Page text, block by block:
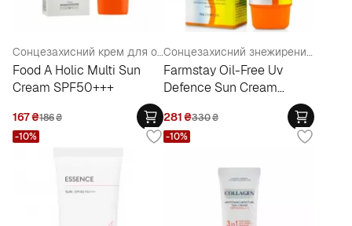
Сонцезахисний крем для обличчя та тіла
Food A Holic Multi Sun
Cream SPF50+++
167₴186₴
Сонцезахисний знежирений крем
Farmstay Oil-Free Uv
Defence Sun Cream
281₴330₴
-10% -10%